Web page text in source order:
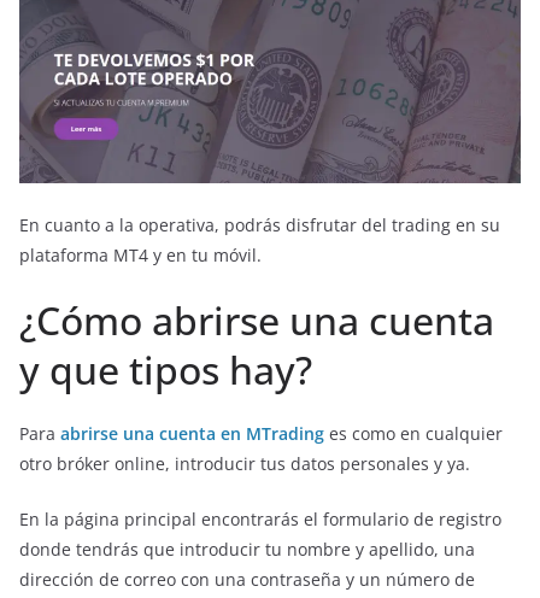
En cuanto a la operativa, podrás disfrutar del trading en su
plataforma MT4 y en tu móvil.
¿Cómo abrirse una cuenta
y que tipos hay?
Para abrirse una cuenta en MTrading es como en cualquier
otro bróker online, introducir tus datos personales y ya.
En la página principal encontrarás el formulario de registro
donde tendrás que introducir tu nombre y apellido, una
dirección de correo con una contraseña y un número de